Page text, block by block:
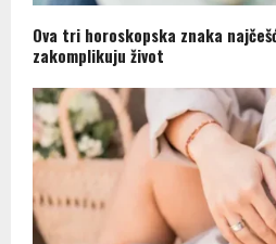
Ova tri horoskopska znaka
zakomplikuju život